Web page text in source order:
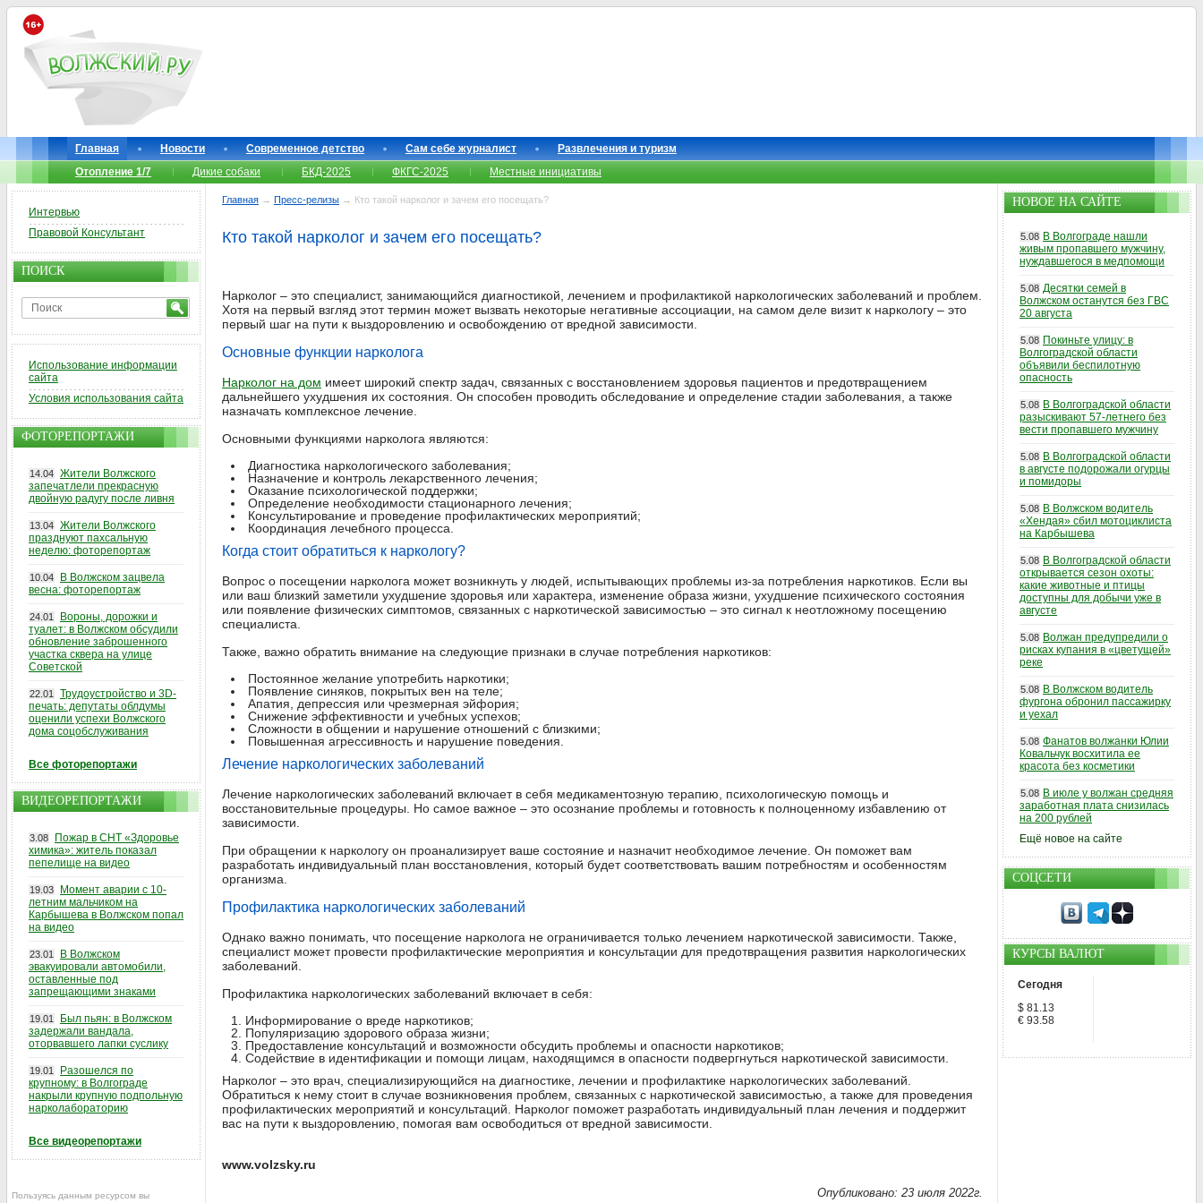
Главная Новости Современное детство Сам себе журналист
Развлечения и туризм
Отопление 1/7
Дикие собаки БКД-2025 ФКГС-2025 Местные инициативы
Главная → Пресс-релизы → Кто такой нарколог и зачем его посещать?
Кто такой нарколог и зачем его посещать?
Нарколог – это специалист, занимающийся диагностикой, лечением и профилактикой наркологических заболеваний и проблем.
Хотя на первый взгляд этот термин может вызвать некоторые негативные ассоциации, на самом деле визит к наркологу – это
первый шаг на пути к выздоровлению и освобождению от вредной зависимости.
Основные функции нарколога
Нарколог на дом имеет широкий спектр задач, связанных с восстановлением здоровья пациентов и предотвращением
дальнейшего ухудшения их состояния. Он способен проводить обследование и определение стадии заболевания, а также
назначать комплексное лечение.
Основными функциями нарколога являются:
Диагностика наркологического заболевания;
Назначение и контроль лекарственного лечения;
Оказание психологической поддержки;
Определение необходимости стационарного лечения;
Консультирование и проведение профилактических мероприятий;
Координация лечебного процесса.
Когда стоит обратиться к наркологу?
Вопрос о посещении нарколога может возникнуть у людей, испытывающих проблемы из-за потребления наркотиков. Если вы
или ваш близкий заметили ухудшение здоровья или характера, изменение образа жизни, ухудшение психического состояния
или появление физических симптомов, связанных с наркотической зависимостью – это сигнал к неотложному посещению
специалиста.
Также, важно обратить внимание на следующие признаки в случае потребления наркотиков:
Постоянное желание употребить наркотики;
Появление синяков, покрытых вен на теле;
Апатия, депрессия или чрезмерная эйфория;
Снижение эффективности и учебных успехов;
Сложности в общении и нарушение отношений с близкими;
Повышенная агрессивность и нарушение поведения.
Лечение наркологических заболеваний
Лечение наркологических заболеваний включает в себя медикаментозную терапию, психологическую помощь и
восстановительные процедуры. Но самое важное – это осознание проблемы и готовность к полноценному избавлению от
зависимости.
При обращении к наркологу он проанализирует ваше состояние и назначит необходимое лечение. Он поможет вам
разработать индивидуальный план восстановления, который будет соответствовать вашим потребностям и особенностям
организма.
Профилактика наркологических заболеваний
Однако важно понимать, что посещение нарколога не ограничивается только лечением наркотической зависимости. Также,
специалист может провести профилактические мероприятия и консультации для предотвращения развития наркологических
заболеваний.
Профилактика наркологических заболеваний включает в себя:
Информирование о вреде наркотиков;
Популяризацию здорового образа жизни;
Предоставление консультаций и возможности обсудить проблемы и опасности наркотиков;
Содействие в идентификации и помощи лицам, находящимся в опасности подвергнуться наркотической зависимости.
Нарколог – это врач, специализирующийся на диагностике, лечении и профилактике наркологических заболеваний.
Обратиться к нему стоит в случае возникновения проблем, связанных с наркотической зависимостью, а также для проведения
профилактических мероприятий и консультаций. Нарколог поможет разработать индивидуальный план лечения и поддержит
вас на пути к выздоровлению, помогая вам освободиться от вредной зависимости.
www.volzsky.ru
Опубликовано: 23 июля 2022г.
Интервью
Правовой Консультант
ПОИСК
Использование информации
сайта
Условия использования сайта
ФОТОРЕПОРТАЖИ
14.04 Жители Волжского
запечатлели прекрасную
двойную радугу после ливня
13.04 Жители Волжского
празднуют пахсальную
неделю: фоторепортаж
10.04
В Волжском зацвела
весна: фоторепортаж
24.01
Вороны, дорожки и
туалет: в Волжском обсудили
обновление заброшенного
участка сквера на улице
Советской
22.01
Трудоустройство и 3D-
печать: депутаты облдумы
оценили успехи Волжского
дома соцобслуживания
Все фоторепортажи
ВИДЕОРЕПОРТАЖИ
3.08
Пожар в СНТ «Здоровье
химика»: житель показал
пепелище на видео
19.03
Момент аварии с 10-
летним мальчиком на
Карбышева в Волжском попал
на видео
23.01
В Волжском
эвакуировали автомобили,
оставленные под
запрещающими знаками
19.01
Был пьян: в Волжском
задержали вандала,
оторвавшего лапки суслику
19.01
Разошелся по
крупному: в Волгограде
накрыли крупную подпольную
нарколабораторию
Все видеорепортажи
Пользуясь данным ресурсом вы
НОВОЕ НА САЙТЕ
5.08 В Волгограде нашли
живым пропавшего мужчину,
нуждавшегося в медпомощи
5.08 Десятки семей в
Волжском останутся без ГВС
20 августа
5.08 Покиньте улицу: в
Волгоградской области
объявили беспилотную
опасность
5.08 В Волгоградской области
разыскивают 57-летнего без
вести пропавшего мужчину
5.08 В Волгоградской области
в августе подорожали огурцы
и помидоры
5.08 В Волжском водитель
«Хендая» сбил мотоциклиста
на Карбышева
5.08 В Волгоградской области
открывается сезон охоты:
какие животные и птицы
доступны для добычи уже в
августе
5.08 Волжан предупредили о
рисках купания в «цветущей»
реке
5.08 В Волжском водитель
фургона обронил пассажирку
и уехал
5.08 Фанатов волжанки Юлии
Ковальчук восхитила ее
красота без косметики
5.08 В июле у волжан средняя
заработная плата снизилась
на 200 рублей
Ещё новое на сайте
СОЦСЕТИ
КУРСЫ ВАЛЮТ
Сегодня
$ 81.13
€ 93.58